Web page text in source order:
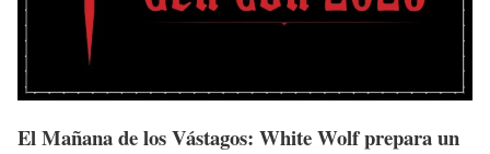
El Mañana de los Vástagos: White Wolf prepara un